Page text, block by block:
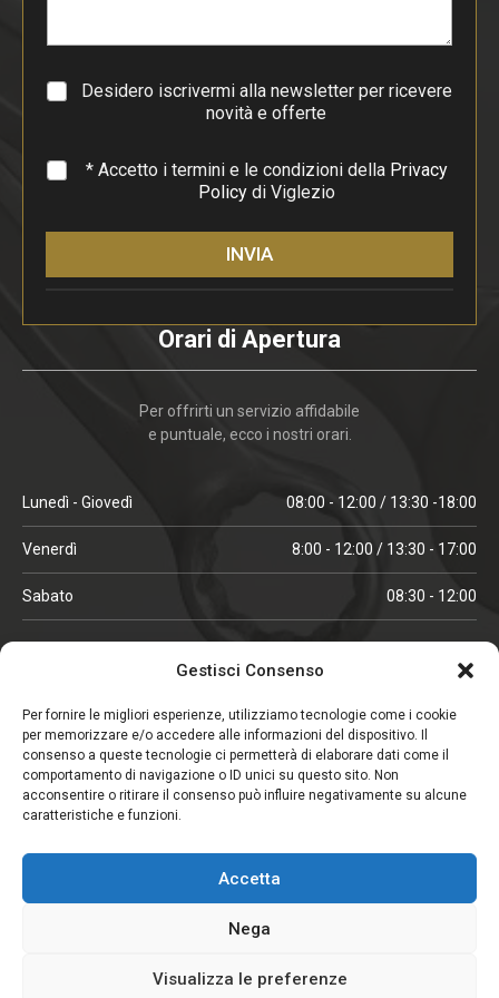
Gestisci Consenso
Per fornire le migliori esperienze, utilizziamo tecnologie come i cookie
per memorizzare e/o accedere alle informazioni del dispositivo. Il
consenso a queste tecnologie ci permetterà di elaborare dati come il
comportamento di navigazione o ID unici su questo sito. Non
acconsentire o ritirare il consenso può influire negativamente su alcune
caratteristiche e funzioni.
Accetta
Nega
Visualizza le preferenze
g
a
f
Desidero iscrivermi alla newsletter per ricevere
novità e offerte
* * Accetto i termini e le condizioni della Privacy
Policydi Viglezio
INVIA
Orari di Apertura
Per offrirti un servizio affidabile
e puntuale, ecco i nostri orari.
Lunedì - Giovedì 08:00 - 12:00 / 13:30 -18:00
Venerdì 8:00 - 12:00 / 13:30 - 17:00
Sabato 08:30 - 12:00
ORARI IN ALTA STAGIONE
Lunedì - Venerdì 08:00 - 12:00 / 13:30 -18:00
Sabato 08:00 - 12:00
CHIUSO IL SABATO
(gennaio, febbraio, agosto, settembre)
Copyright © 2026. Viglezio - Tutti i diritti riservati.